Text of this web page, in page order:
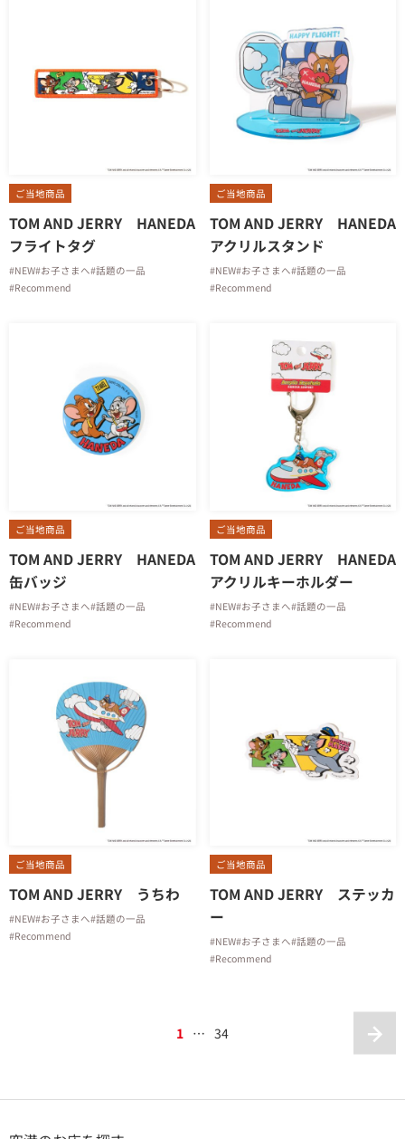
ご当地商品
TOM AND JERRY HANEDA
フライトタグ
#NEW#お子さまへ#話題の一品
#Recommend
ご当地商品
TOM AND JERRY HANEDA
アクリルスタンド
#NEW#お子さまへ#話題の一品
#Recommend
ご当地商品
TOM AND JERRY HANEDA
缶バッジ
#NEW#お子さまへ#話題の一品
#Recommend
ご当地商品
TOM AND JERRY HANEDA
アクリルキーホルダー
#NEW#お子さまへ#話題の一品
#Recommend
ご当地商品
TOM AND JERRY うちわ
#NEW#お子さまへ#話題の一品
#Recommend
ご当地商品
TOM AND JERRY ステッカ
ー
#NEW#お子さまへ#話題の一品
#Recommend
1 … 34